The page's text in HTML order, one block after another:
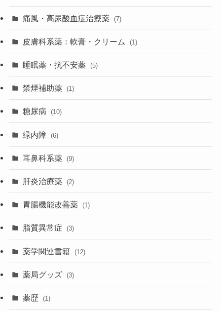
痛風・高尿酸血症治療薬 (7)
皮膚科系薬：軟膏・クリーム (1)
睡眠薬・抗不安薬 (5)
禁煙補助薬 (1)
糖尿病 (10)
緑内障 (6)
耳鼻科系薬 (9)
肝炎治療薬 (2)
胃腸機能改善薬 (1)
脂質異常症 (3)
薬学関連書籍 (12)
薬局グッズ (3)
薬歴 (1)